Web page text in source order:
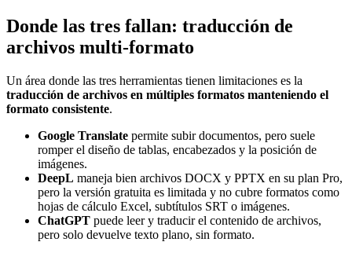
Donde las tres fallan: traducción de
archivos multi-formato
Un área donde las tres herramientas tienen limitaciones es la
traducción de archivos en múltiples formatos manteniendo el
formato consistente.
Google Translate permite subir documentos, pero suele
romper el diseño de tablas, encabezados y la posición de
imágenes.
DeepL maneja bien archivos DOCX y PPTX en su plan Pro,
pero la versión gratuita es limitada y no cubre formatos como
hojas de cálculo Excel, subtítulos SRT o imágenes.
ChatGPT puede leer y traducir el contenido de archivos,
pero solo devuelve texto plano, sin formato.